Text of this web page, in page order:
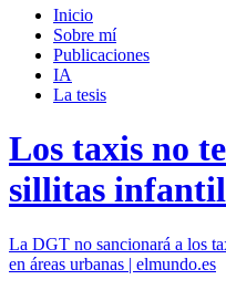
campo
búsqueda
Inicio
Sobre mí­
Publicaciones
IA
La tesis
Los taxis no
sillitas
La DGT no sancionará a los
en áreas urbanas | elmundo.es